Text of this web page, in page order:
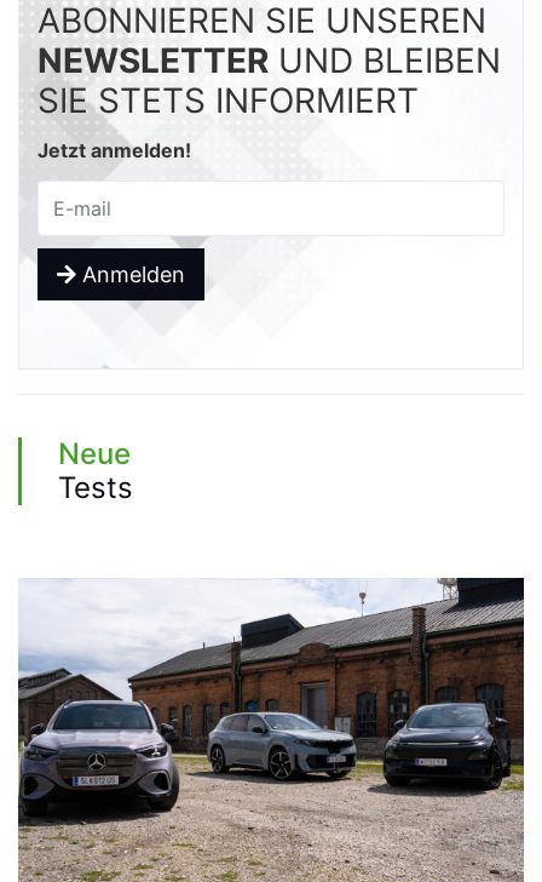
ABONNIEREN SIE UNSEREN
NEWSLETTER UND BLEIBEN
SIE STETS INFORMIERT
Jetzt anmelden!
Anmelden
Neue
Tests